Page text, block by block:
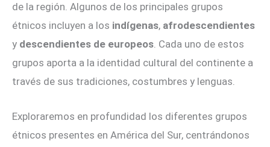
de la región. Algunos de los principales grupos
étnicos incluyen a los indígenas, afrodescendientes
y descendientes de europeos. Cada uno de estos
grupos aporta a la identidad cultural del continente a
través de sus tradiciones, costumbres y lenguas.
Exploraremos en profundidad los diferentes grupos
étnicos presentes en América del Sur, centrándonos